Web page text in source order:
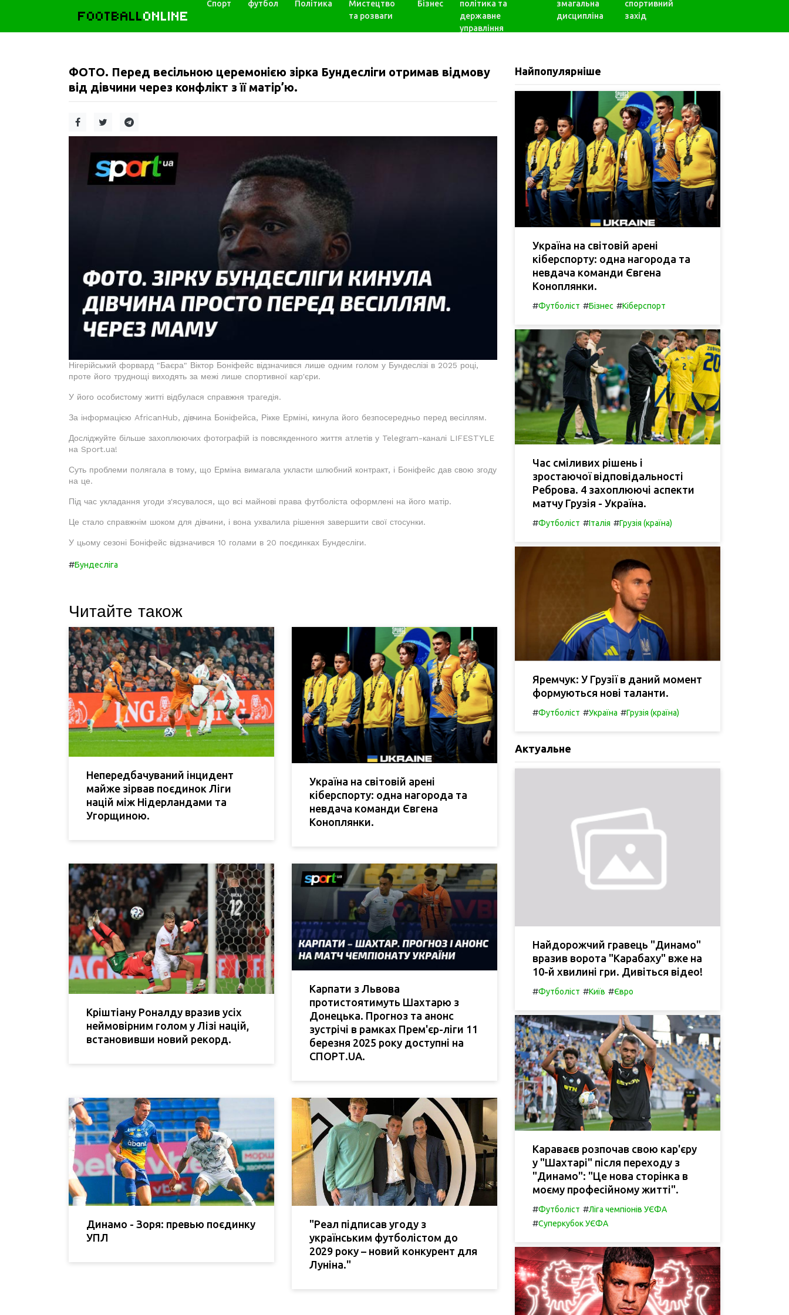
FOOTBALLONLINE
Спорт футбол Політика
Мистецтво
та розваги
Бізнес
політика та
державне
управління
змагальна
дисципліна
спортивний
захід
ФОТО. Перед весільною церемонією зірка Бундесліги отримав відмову
від дівчини через конфлікт з її матір’ю.
Нігерійський форвард "Баєра" Віктор Боніфейс відзначився лише одним голом у Бундеслізі в 2025 році,
проте його труднощі виходять за межі лише спортивної кар'єри.
У його особистому житті відбулася справжня трагедія.
За інформацією AfricanHub, дівчина Боніфейса, Рікке Ерміні, кинула його безпосередньо перед весіллям.
Досліджуйте більше захоплюючих фотографій із повсякденного життя атлетів у Telegram-каналі LIFESTYLE
на Sport.ua!
Суть проблеми полягала в тому, що Ерміна вимагала укласти шлюбний контракт, і Боніфейс дав свою згоду
на це.
Під час укладання угоди з'ясувалося, що всі майнові права футболіста оформлені на його матір.
Це стало справжнім шоком для дівчини, і вона ухвалила рішення завершити свої стосунки.
У цьому сезоні Боніфейс відзначився 10 голами в 20 поєдинках Бундесліги.
#Бундесліга
Читайте також
Непередбачуваний інцидент
майже зірвав поєдинок Ліги
націй між Нідерландами та
Угорщиною.
Україна на світовій арені
кіберспорту: одна нагорода та
невдача команди Євгена
Коноплянки.
Кріштіану Роналду вразив усіх
неймовірним голом у Лізі націй,
встановивши новий рекорд.
Карпати з Львова
протистоятимуть Шахтарю з
Донецька. Прогноз та анонс
зустрічі в рамках Прем'єр-ліги 11
березня 2025 року доступні на
СПОРТ.UA.
Динамо - Зоря: превью поєдинку
УПЛ
"Реал підписав угоду з
українським футболістом до
2029 року – новий конкурент для
Луніна."
Найпопулярніше
Україна на світовій арені
кіберспорту: одна нагорода та
невдача команди Євгена
Коноплянки.
#Футболіст #Бізнес #Кіберспорт
Час сміливих рішень і
зростаючої відповідальності
Реброва. 4 захоплюючі аспекти
матчу Грузія - Україна.
#Футболіст #Італія #Грузія (країна)
Яремчук: У Грузії в даний момент
формуються нові таланти.
#Футболіст #Україна #Грузія (країна)
Актуальне
Найдорожчий гравець "Динамо"
вразив ворота "Карабаху" вже на
10-й хвилині гри. Дивіться відео!
#Футболіст #Київ #Євро
Караваєв розпочав свою кар'єру
у "Шахтарі" після переходу з
"Динамо": "Це нова сторінка в
моєму професійному житті".
#Футболіст #Ліга чемпіонів УЄФА
#Суперкубок УЄФА